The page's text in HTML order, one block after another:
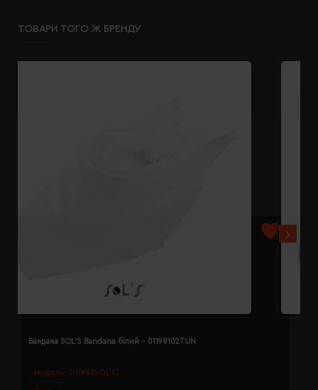
ТОВАРИ ТОГО Ж БРЕНДУ
Модель: 01198(SOL’S)
Бандана SOL'S Bandana білий - 01198102TUN